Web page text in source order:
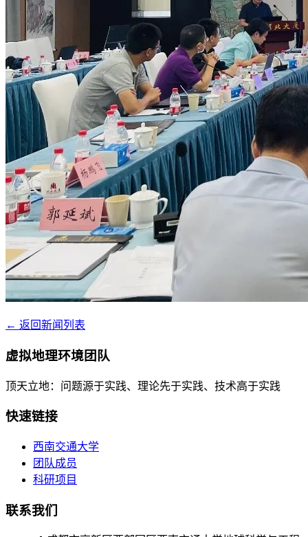
← 返回新闻列表
虚拟地理环境团队
顶天立地：问题源于实践、理论先于实践、技术高于实践
快速链接
西南交通大学
团队成员
科研项目
联系我们